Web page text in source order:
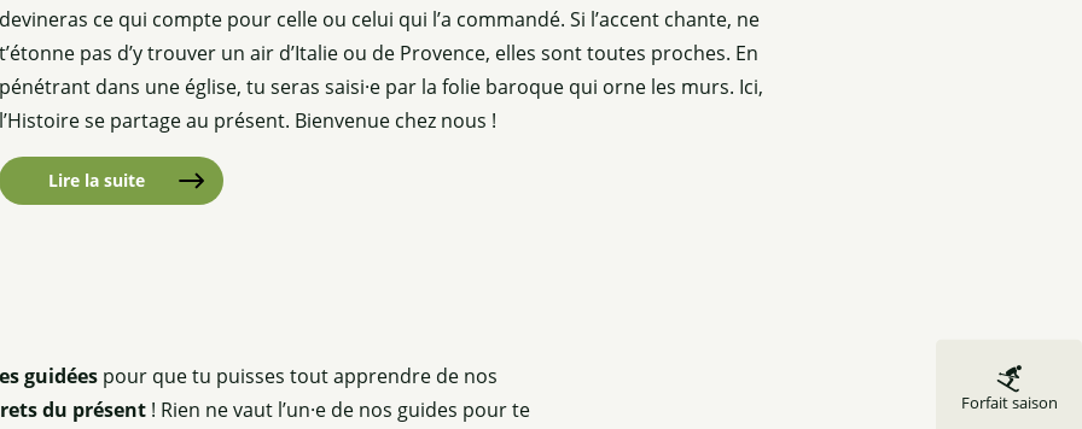
Forfait saison
poisson qui vole
devineras ce qui compte pour celle ou celui qui l’a commandé. Si l’accent chante, ne
t’étonne pas d’y trouver un air d’Italie ou de Provence, elles sont toutes proches. En
pénétrant dans une église, tu seras saisi·e par la folie baroque qui orne les murs. Ici,
l’Histoire se partage au présent. Bienvenue chez nous !
Lire la suite
guidées pour que tu puisses tout apprendre de nos
du présent ! Rien ne vaut l’un·e de nos guides pour te